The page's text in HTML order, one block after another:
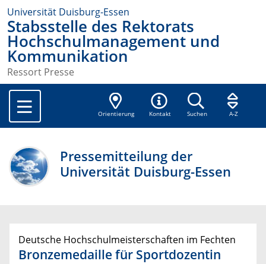
Universität Duisburg-Essen
Stabsstelle des Rektorats
Hochschulmanagement und
Kommunikation
Ressort Presse
Orientierung Kontakt Suchen A-Z
Pressemitteilung der
Universität Duisburg-Essen
Deutsche Hochschulmeisterschaften im Fechten
Bronzemedaille für Sportdozentin